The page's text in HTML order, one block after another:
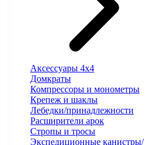
Аксессуары 4х4
Домкраты
Компрессоры и монометры
Крепеж и шаклы
Лебедки/принадлежности
Расширители арок
Стропы и тросы
Экспедиционные канистры/